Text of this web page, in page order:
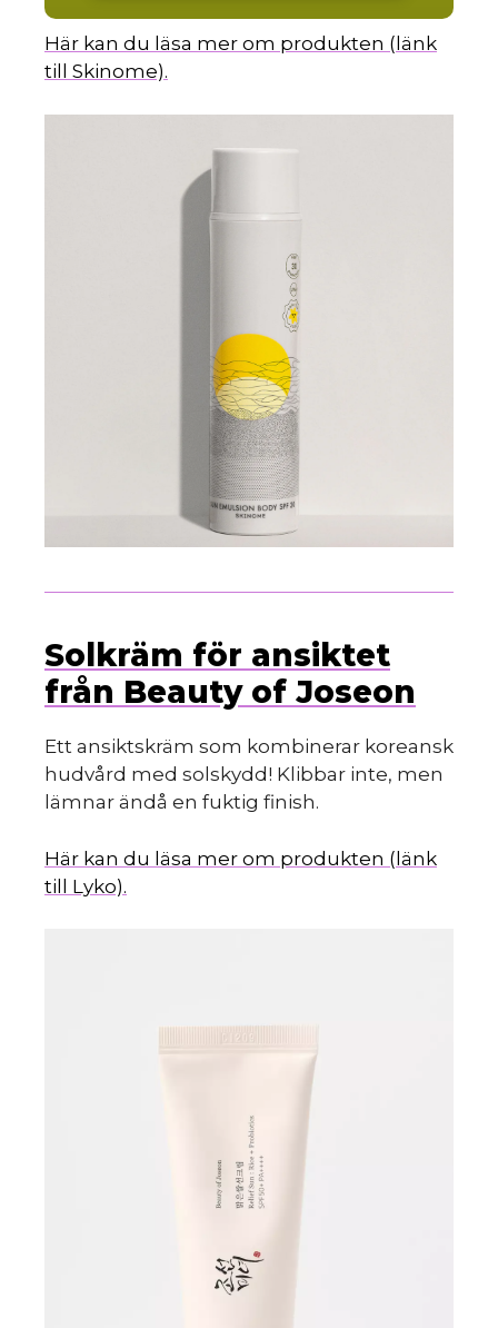
Här kan du läsa mer om produkten (länk
till Skinome).
Solkräm för ansiktet
från Beauty of Joseon
Ett ansiktskräm som kombinerar koreansk
hudvård med solskydd! Klibbar inte, men
lämnar ändå en fuktig finish.
Här kan du läsa mer om produkten (länk
till Lyko).